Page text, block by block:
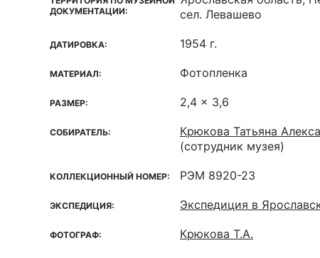
ДОКУМЕНТАЦИИ:
сел. Левашево
ДАТИРОВКА: 1954 г.
МАТЕРИАЛ: Фотопленка
РАЗМЕР: 2,4 x 3,6
СОБИРАТЕЛЬ:
Крюкова Татьяна
(сотрудник музея)
КОЛЛЕКЦИОННЫЙ НОМЕР: РЭМ 8920-23
ЭКСПЕДИЦИЯ: Экспедиция в
ФОТОГРАФ: Крюкова Т.А.